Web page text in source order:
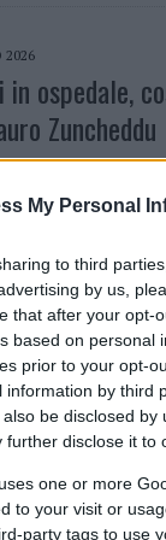
My Personal
to third
by us,
that after your opt-
based on personal
prior to your opt-
by third
be disclosed
further disclose it to
one or more
to your visit or
party tags to use
2026
ospedale,
Zuncheddu
embolia
di Tempio
2026
del
fissato per
di Mauro